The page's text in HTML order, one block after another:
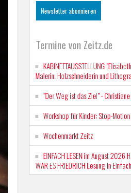
Termine von Zeitz.de
KABINETTAUSSTELLUNG
Malerin. Holzschneiderin und
"Der Weg ist das Ziel" -
Workshop für Kinder: Stop-
Wochenmarkt Zeitz
EINFACH LESEN im August 2026
WAR ES FRIEDRICH Lesung in